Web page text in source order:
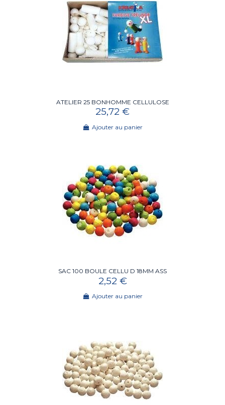
ATELIER 25 BONHOMME CELLULOSE
25,72 €
Ajouter au panier
SAC 100 BOULE CELLU D 18MM ASS
2,52 €
Ajouter au panier